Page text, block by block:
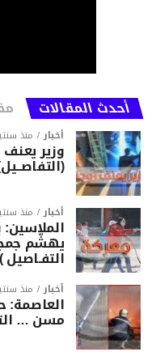
أحدث المقالات
أخبار منذ
وزير
أخبار منذ
يهشّم
التفـاصيل
أخبار منذ
العاصمة:
مسن …